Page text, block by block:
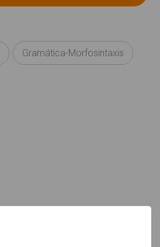
Gramática-Morfosintaxis